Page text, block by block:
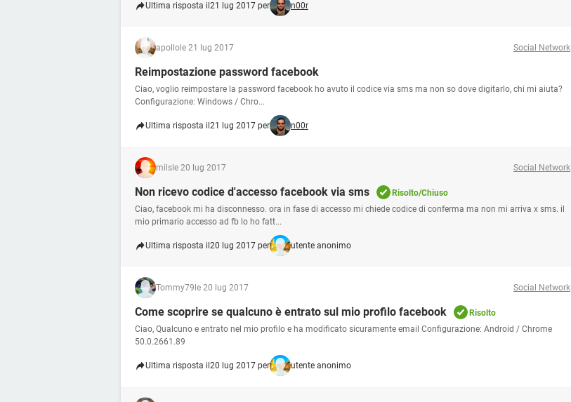
Ultima risposta il 21 lug 2017 per n00r
apollo le 21 lug 2017 Social Network
Reimpostazione password facebook
Ciao, voglio reimpostare la password facebook ho avuto il codice via sms ma non so dove digitarlo, chi mi aiuta?
Configurazione: Windows / Chro...
Ultima risposta il 21 lug 2017 per n00r
mils le 20 lug 2017 Social Network
Non ricevo codice d'accesso facebook via sms
Risolto/Chiuso
Ciao, facebook mi ha disconnesso. ora in fase di accesso mi chiede codice di conferma ma non mi arriva x sms. il
mio primario accesso ad fb lo ho fatt...
Ultima risposta il 20 lug 2017 per utente anonimo
Tommy79 le 20 lug 2017 Social Network
Come scoprire se qualcuno è entrato sul mio profilo facebook
Risolto
Ciao, Qualcuno e entrato nel mio profilo e ha modificato sicuramente email Configurazione: Android / Chrome
50.0.2661.89
Ultima risposta il 20 lug 2017 per utente anonimo